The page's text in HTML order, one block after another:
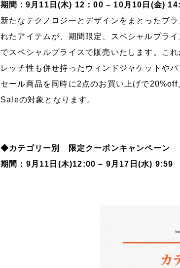
期間 : 9月11日(木) 12：00 – 10月10日(金)
新たなテクノロジーとデザインをまとったブ
れたアイテムが、期間限定、スペシャルプラ
でスペシャルプライスで販売いたします。こ
レッチ性も併せ持ったウィンドジャケットや
セール商品を同時に2点のお買い上げで
Saleの対象となります。
◆カテゴリー別 限定クーポンキャンペーン
期間：9月11日(木)12:00 – 9月17日(水) 9:59